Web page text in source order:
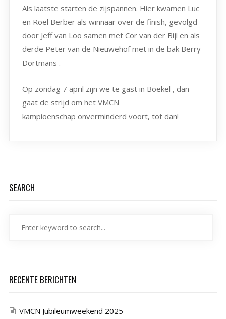
Als laatste starten de zijspannen. Hier kwamen Luc
en Roel Berber als winnaar over de finish, gevolgd
door Jeff van Loo samen met Cor van der Bijl en als
derde Peter van de Nieuwehof met in de bak Berry
Dortmans .
Op zondag 7 april zijn we te gast in Boekel , dan
gaat de strijd om het VMCN
kampioenschap onverminderd voort, tot dan!
SEARCH
RECENTE BERICHTEN
VMCN Jubileumweekend 2025